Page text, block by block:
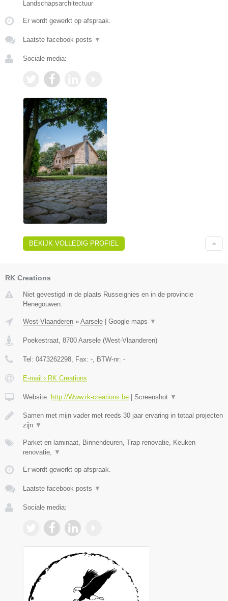
Landschapsarchitectuur
Er wordt gewerkt op afspraak.
Laatste facebook posts ▼
Sociale media:
BEKIJK VOLLEDIG PROFIEL
RK Creations
Niet gevestigd in de plaats Russeignies en in de provincie
Henegouwen.
West-Vlaanderen » Aarsele Google maps ▼
Poekestraat, 8700 Aarsele (West-Vlaanderen)
Tel: 0473262298, Fax: -, BTW-nr: -
E-mail › RK Creations
Website: http://Www.rk-creations.be Screenshot ▼
Samen met mijn vader met reeds 30 jaar ervaring in totaal projecten
zijn ▼
Parket en laminaat, Binnendeuren, Trap renovatie, Keuken
renovatie, ▼
Er wordt gewerkt op afspraak.
Laatste facebook posts ▼
Sociale media: